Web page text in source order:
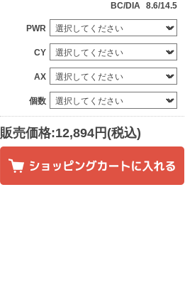
BC/DIA 8.6/14.5
PWR
CY
AX
個数
販売価格:12,894円(税込)